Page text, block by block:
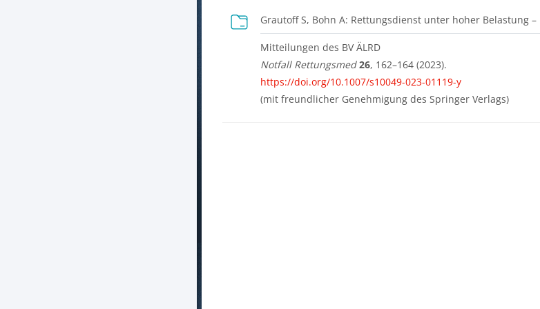
Grautoff S, Bohn A: Rettungsdienst unter hoher Belastung
Mitteilungen des BV ÄLRD
Notfall Rettungsmed 26, 162–164 (2023).
https://doi.org/10.1007/s10049-023-01119-y
(mit freundlicher Genehmigung des Springer Verlags)